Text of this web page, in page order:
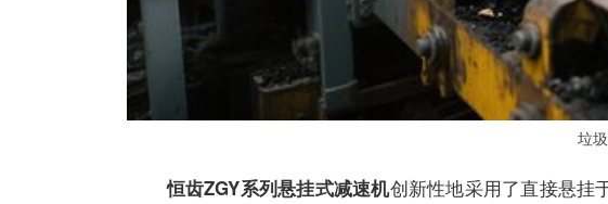
垃
恒齿ZGY系列悬挂式减速机创新性地采用了直接悬挂